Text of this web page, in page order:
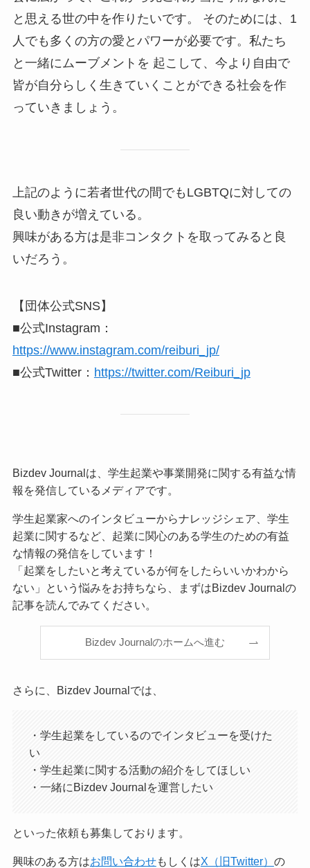
と思える世の中を作りたいです。 そのためには、1
人でも多くの方の愛とパワーが必要です。私たち
と一緒にムーブメントを 起こして、今より自由で
皆が自分らしく生きていくことができる社会を作
っていきましょう。
上記のように若者世代の間でもLGBTQに対しての
良い動きが増えている。
興味がある方は是非コンタクトを取ってみると良
いだろう。
【団体公式SNS】
■公式Instagram：
https://www.instagram.com/reiburi_jp/
■公式Twitter： https://twitter.com/Reiburi_jp
Bizdev Journalは、学生起業や事業開発に関する有益な情
報を発信しているメディアです。
学生起業家へのインタビューからナレッジシェア、学生
起業に関するなど、起業に関心のある学生のための有益
な情報の発信をしています！
「起業をしたいと考えているが何をしたらいいかわから
ない」という悩みをお持ちなら、まずはBizdev Journalの
記事を読んでみてください。
Bizdev Journalのホームへ進む
さらに、Bizdev Journalでは、
・学生起業をしているのでインタビューを受けた
い
・学生起業に関する活動の紹介をしてほしい
・一緒にBizdev Journalを運営したい
といった依頼も募集しております。
興味のある方はお問い合わせもしくはX（旧Twitter） の